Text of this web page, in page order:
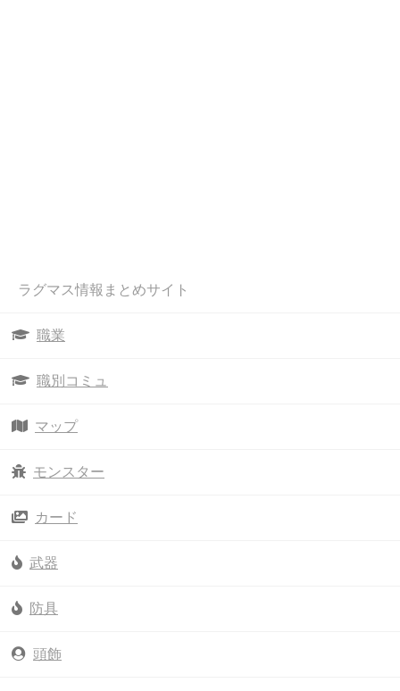
ラグマス情報まとめサイト
職業
職別コミュ
マップ
モンスター
カード
武器
防具
頭飾